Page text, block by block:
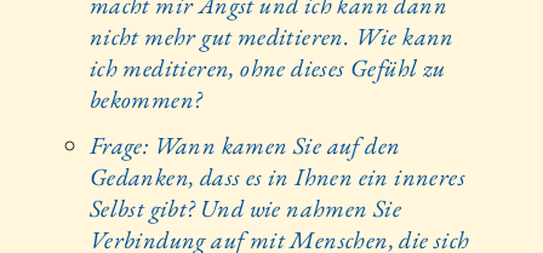
nicht mehr gut meditieren. Wie kann
ich meditieren, ohne dieses Gefühl zu
bekommen?
Frage: Wann kamen Sie auf den
Gedanken, dass es in Ihnen ein inneres
Selbst gibt? Und wie nahmen Sie
Verbindung auf mit Menschen, die sich